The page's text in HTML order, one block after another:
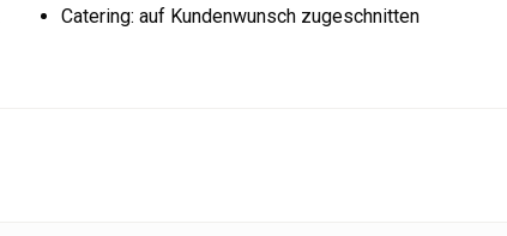
Catering: auf Kundenwunsch zugeschnitten